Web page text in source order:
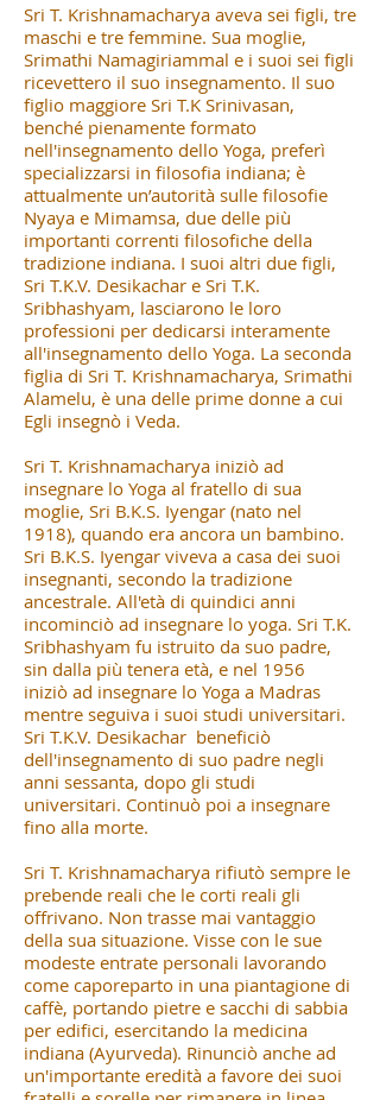
Sri T. Krishnamacharya aveva sei figli, tre
maschi e tre femmine. Sua moglie,
Srimathi Namagiriammal e i suoi sei figli
ricevettero il suo insegnamento. Il suo
figlio maggiore Sri T.K Srinivasan,
benché pienamente formato
nell'insegnamento dello Yoga, preferì
specializzarsi in filosofia indiana; è
attualmente un’autorità sulle filosofie
Nyaya e Mimamsa, due delle più
importanti correnti filosofiche della
tradizione indiana. I suoi altri due figli,
Sri T.K.V. Desikachar e Sri T.K.
Sribhashyam, lasciarono le loro
professioni per dedicarsi interamente
all'insegnamento dello Yoga. La seconda
figlia di Sri T. Krishnamacharya, Srimathi
Alamelu, è una delle prime donne a cui
Egli insegnò i Veda.
Sri T. Krishnamacharya iniziò ad
insegnare lo Yoga al fratello di sua
moglie, Sri B.K.S. Iyengar (nato nel
1918), quando era ancora un bambino.
Sri B.K.S. Iyengar viveva a casa dei suoi
insegnanti, secondo la tradizione
ancestrale. All'età di quindici anni
incominciò ad insegnare lo yoga. Sri T.K.
Sribhashyam fu istruito da suo padre,
sin dalla più tenera età, e nel 1956
iniziò ad insegnare lo Yoga a Madras
mentre seguiva i suoi studi universitari.
Sri T.K.V. Desikachar beneficiò
dell'insegnamento di suo padre negli
anni sessanta, dopo gli studi
universitari. Continuò poi a insegnare
fino alla morte.
Sri T. Krishnamacharya rifiutò sempre le
prebende reali che le corti reali gli
offrivano. Non trasse mai vantaggio
della sua situazione. Visse con le sue
modeste entrate personali lavorando
come caporeparto in una piantagione di
caffè, portando pietre e sacchi di sabbia
per edifici, esercitando la medicina
indiana (Ayurveda). Rinunciò anche ad
un'importante eredità a favore dei suoi